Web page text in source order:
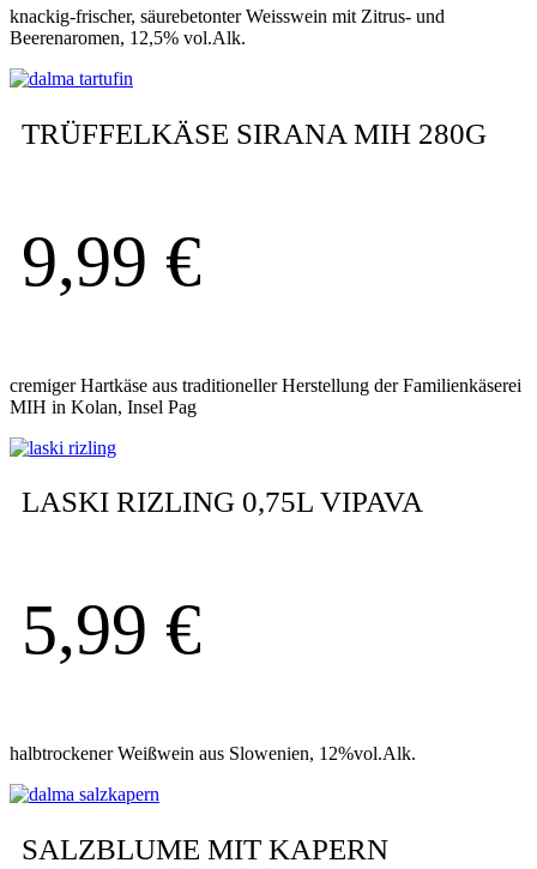
knackig-frischer, säurebetonter Weisswein mit Zitrus- und
Beerenaromen, 12,5% vol.Alk.
TRÜFFELKÄSE SIRANA MIH 280G
9,99 €
cremiger Hartkäse aus traditioneller Herstellung der Familienkäserei
MIH in Kolan, Insel Pag
LASKI RIZLING 0,75L VIPAVA
5,99 €
halbtrockener Weißwein aus Slowenien, 12%vol.Alk.
SALZBLUME MIT KAPERN